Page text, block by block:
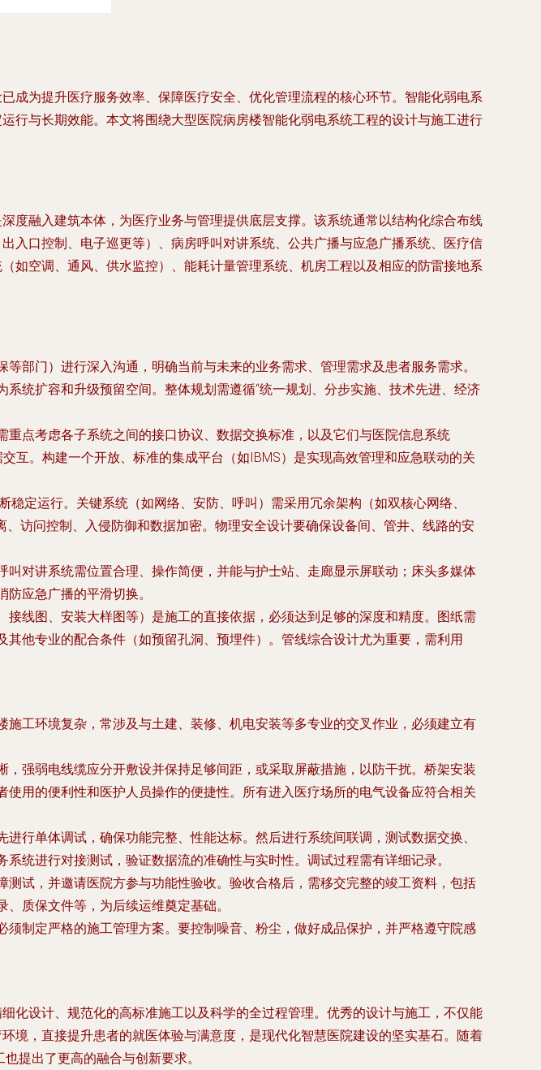
成为提升医疗服务效率、保障医疗安全、优化管理流程的核心环节。智能化弱电系
行与长期效能。本文将围绕大型医院病房楼智能化弱电系统工程的设计与施工进行
度融入建筑本体，为医疗业务与管理提供底层支撑。该系统通常以结构化综合布线
入口控制、电子巡更等）、病房呼叫对讲系统、公共广播与应急广播系统、医疗信
如空调、通风、供水监控）、能耗计量管理系统、机房工程以及相应的防雷接地系
部门）进行深入沟通，明确当前与未来的业务需求、管理需求及患者服务需求。
统扩容和升级预留空间。整体规划需遵循“统一规划、分步实施、技术先进、经济
重点考虑各子系统之间的接口协议、数据交换标准，以及它们与医院信息系统
互。构建一个开放、标准的集成平台（如IBMS）是实现高效管理和应急联动的关
稳定运行。关键系统（如网络、安防、呼叫）需采用冗余架构（如双核心网络、
访问控制、入侵防御和数据加密。物理安全设计要确保设备间、管井、线路的安
叫对讲系统需位置合理、操作简便，并能与护士站、走廊显示屏联动；床头多媒体
应急广播的平滑切换。
接线图、安装大样图等）是施工的直接依据，必须达到足够的深度和精度。图纸需
他专业的配合条件（如预留孔洞、预埋件）。管线综合设计尤为重要，需利用
施工环境复杂，常涉及与土建、装修、机电安装等多专业的交叉作业，必须建立有
，强弱电线缆应分开敷设并保持足够间距，或采取屏蔽措施，以防干扰。桥架安装
用的便利性和医护人员操作的便捷性。所有进入医疗场所的电气设备应符合相关
行单体调试，确保功能完整、性能达标。然后进行系统间联调，测试数据交换、
统进行对接测试，验证数据流的准确性与实时性。调试过程需有详细记录。
测试，并邀请医院方参与功能性验收。验收合格后，需移交完整的竣工资料，包括
质保文件等，为后续运维奠定基础。
须制定严格的施工管理方案。要控制噪音、粉尘，做好成品保护，并严格遵守院感
化设计、规范化的高标准施工以及科学的全过程管理。优秀的设计与施工，不仅能
境，直接提升患者的就医体验与满意度，是现代化智慧医院建设的坚实基石。随着
提出了更高的融合与创新要求。